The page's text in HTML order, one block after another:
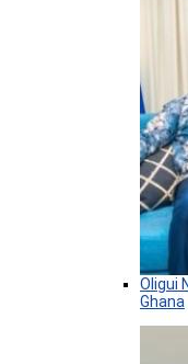
Oligui
Ghana